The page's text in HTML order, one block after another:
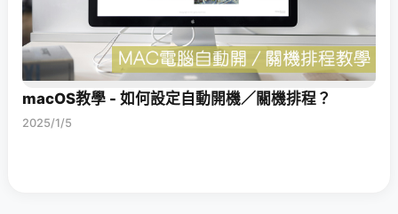
macOS教學 - 如何設定自動開機／關機排程？
2025/1/5